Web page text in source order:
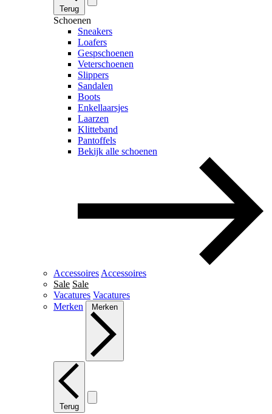
Terug
Schoenen
Sneakers
Loafers
Gespschoenen
Veterschoenen
Slippers
Sandalen
Boots
Enkellaarsjes
Laarzen
Klitteband
Pantoffels
Bekijk alle schoenen
Accessoires Accessoires
Sale Sale
Vacatures Vacatures
Merken
Merken
Terug